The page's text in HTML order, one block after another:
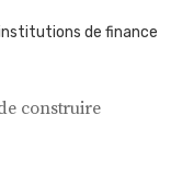
de finance
construire